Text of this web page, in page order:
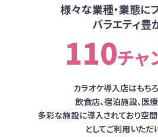
様々な業種・業態に
バラエティ豊
110チャ
カラオケ導入店はもちろ
飲食店、宿泊施設、医
多彩な施設に導入されており空
としてご利用いただ